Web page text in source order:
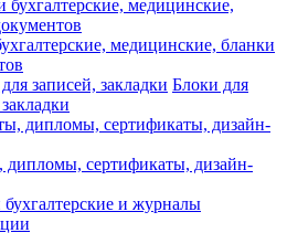
медицинские, бланки
Блоки для
дипломы, сертификаты, дизайн-